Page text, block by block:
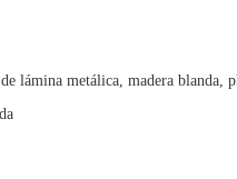
lámina metálica, madera blanda,